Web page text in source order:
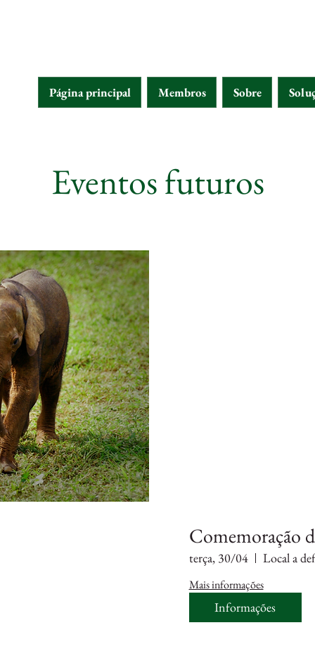
Página principal Membros Sobre
Eventos futuros
Comemoração
terça, 30/04 Local a
Mais informações
Informações